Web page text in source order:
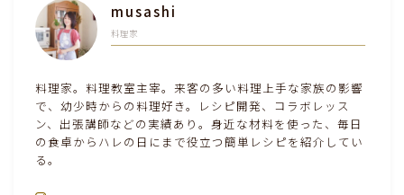
その他徒然
musashi
料理家
料理家。料理教室主宰。来客の多い料理上手な家族の影響
で、幼少時からの料理好き。レシピ開発、コラボレッス
ン、出張講師などの実績あり。身近な材料を使った、毎日
の食卓からハレの日にまで役立つ簡単レシピを紹介してい
る。